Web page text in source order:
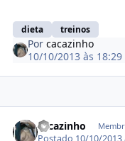
dieta treinos
Porcacazinho
10/10/2013 às 18:29
cacazinho